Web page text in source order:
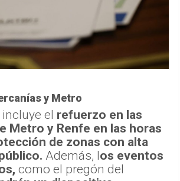
y Metro
el refuerzo en las
Metro y Renfe en las horas
de zonas con alta
Además, los eventos
como el pregón del